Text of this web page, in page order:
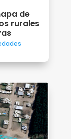
de
rurales